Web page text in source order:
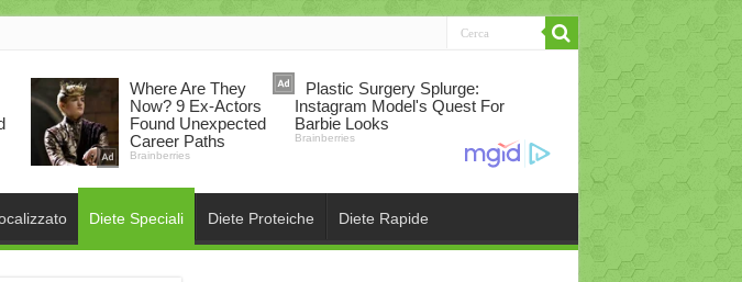
Diete Speciali Diete Proteiche Diete Rapide